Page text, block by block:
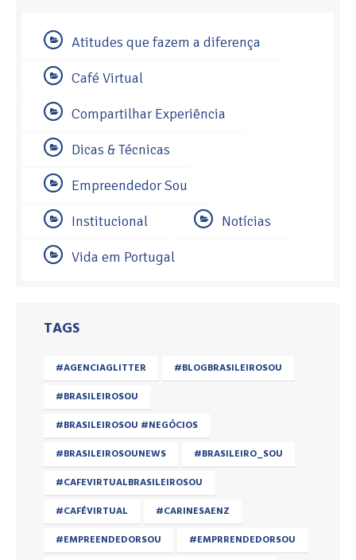
Atitudes que fazem a diferença
Café Virtual
Compartilhar Experiência
Dicas & Técnicas
Empreendedor Sou
Institucional Notícias
Vida em Portugal
TAGS
#AGENCIAGLITTER
#BLOGBRASILEIROSOU
#BRASILEIROSOU
#BRASILEIROSOU #NEGÓCIOS
#BRASILEIROSOUNEWS
#BRASILEIRO_SOU
#CAFEVIRTUALBRASILEIROSOU
#CAFÉVIRTUAL
#CARINESAENZ
#EMPREENDEDORSOU
#EMPRRENDEDORSOU